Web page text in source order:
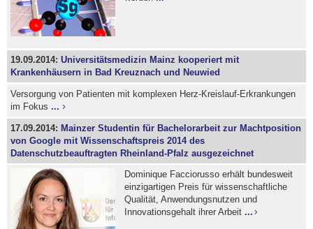
19.09.2014:Universitätsmedizin Mainz kooperiert mit
Krankenhäusern in Bad Kreuznach und Neuwied
Versorgung von Patienten mit komplexen Herz-Kreislauf-Erkrankungen
im Fokus...
17.09.2014: Mainzer Studentin für Bachelorarbeit zur Machtposition
von Google mit Wissenschaftspreis 2014 des
Datenschutzbeauftragten Rheinland-Pfalz ausgezeichnet
Dominique Facciorusso erhält bundesweit
einzigartigen Preis für wissenschaftliche
Qualität, Anwendungsnutzen und
Innovationsgehalt ihrer Arbeit ...